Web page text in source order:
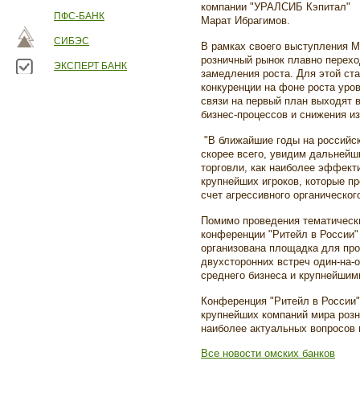
ПФС-БАНК
СИБЭС
ЭКСПЕРТ БАНК
компании "УРАЛСИБ Кэпитал"
Марат Ибрагимов.
В рамках своего выступления
розничный рынок плавно
замедления роста. Для этой
конкуренции на фоне роста
связи на первый план выходят
бизнес-процессов и снижения
"В ближайшие годы на
скорее всего, увидим
торговли, как наиболее
крупнейших игроков, которые
счет агрессивного
Помимо проведения
конференции "Ритейл в
организована площадка для
двухсторонних встреч один-
среднего бизнеса и
Конференция "Ритейл в
крупнейших компаний мира
наиболее актуальных вопросов
Все новости омских банков